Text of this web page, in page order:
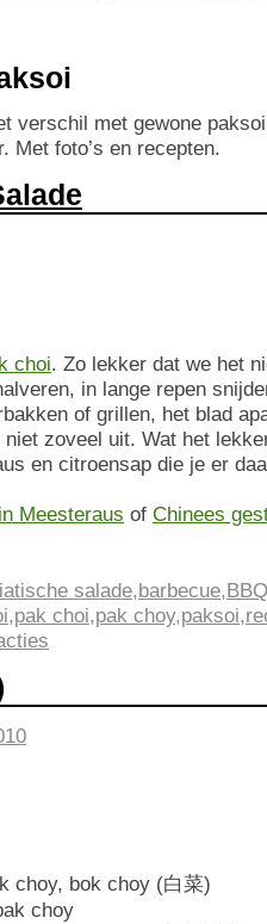
verschil met gewone
Met foto’s en recepten.
choi. Zo lekker dat we het
in lange repen
of grillen, het blad
zoveel uit. Wat het
en citroensap die je er
Meesteraus of Chinees
salade,barbecue,BBQ
,pak choi,pak choy,paksoi,
choy, bok choy (白菜)
choy